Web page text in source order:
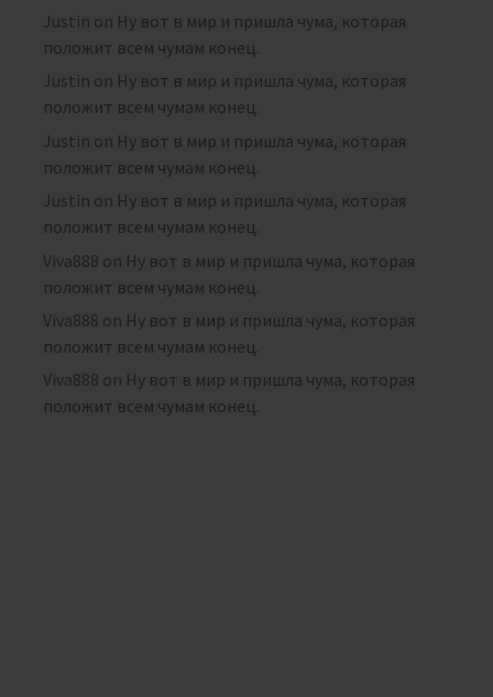
Justin on Ну вот в мир и пришла чума, которая
положит всем чумам конец.
Justin on Ну вот в мир и пришла чума, которая
положит всем чумам конец.
Justin on Ну вот в мир и пришла чума, которая
положит всем чумам конец.
Justin on Ну вот в мир и пришла чума, которая
положит всем чумам конец.
Viva888 on Ну вот в мир и пришла чума, которая
положит всем чумам конец.
Viva888 on Ну вот в мир и пришла чума, которая
положит всем чумам конец.
Viva888 on Ну вот в мир и пришла чума, которая
положит всем чумам конец.